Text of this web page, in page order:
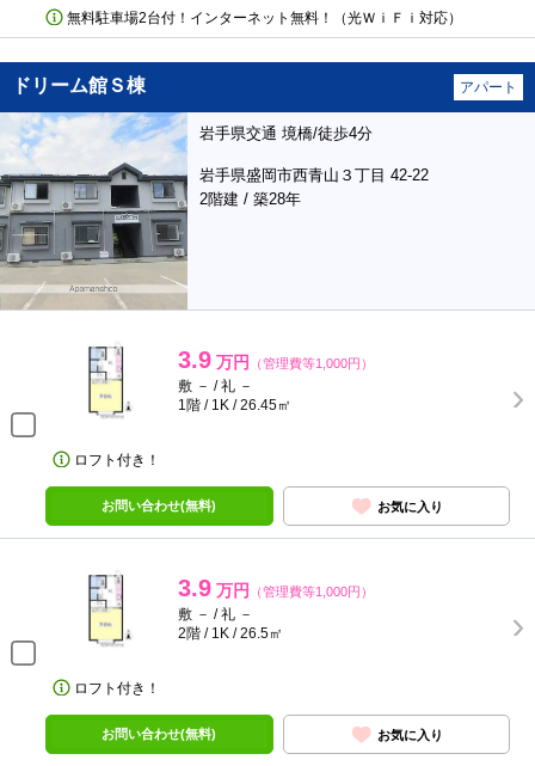
無料駐車場2台付！インターネット無料！（光ＷｉＦｉ対応）
ドリーム館Ｓ棟 アパート
岩手県交通 境橋/徒歩4分
岩手県盛岡市西青山３丁目 42-22
2階建 / 築28年
3.9 万円 （管理費等1,000円）
敷 － / 礼 －
1階 / 1K / 26.45㎡
ロフト付き！
お問い合わせ(無料) お気に入り
3.9 万円 （管理費等1,000円）
敷 － / 礼 －
2階 / 1K / 26.5㎡
ロフト付き！
お問い合わせ(無料) お気に入り